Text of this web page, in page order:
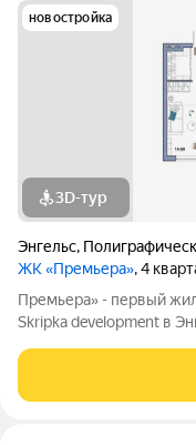
новостройка
3D-тур
Энгельс,
ЖК «Премьера», 4
Премьера» - первый
Skripka development в
комфорта.
сады, школа,